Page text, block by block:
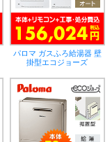
パロマ ガスふろ給湯器 壁
掛型エコジョーズ